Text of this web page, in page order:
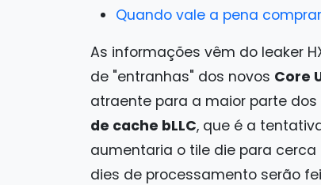
Quando vale a pena
As informações vêm do leaker
de "entranhas" dos novos Core
atraente para a maior parte
de cache bLLC, que é a
aumentaria o tile die para cerca
dies de processamento serão